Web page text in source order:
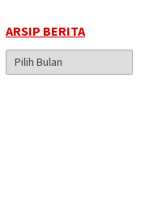
ARSIP BERITA
Arsip
Berita